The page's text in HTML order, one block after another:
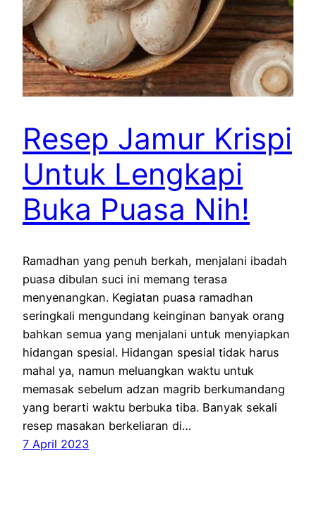
Resep Jamur Krispi
Untuk Lengkapi
Buka Puasa Nih!
Ramadhan yang penuh berkah, menjalani ibadah
puasa dibulan suci ini memang terasa
menyenangkan. Kegiatan puasa ramadhan
seringkali mengundang keinginan banyak orang
bahkan semua yang menjalani untuk menyiapkan
hidangan spesial. Hidangan spesial tidak harus
mahal ya, namun meluangkan waktu untuk
memasak sebelum adzan magrib berkumandang
yang berarti waktu berbuka tiba. Banyak sekali
resep masakan berkeliaran di…
7 April 2023